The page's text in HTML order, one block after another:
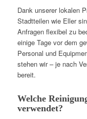
Dank unserer lokalen
Stadtteilen wie Eller
Anfragen flexibel zu
einige Tage vor dem
Personal und
stehen wir – je nach
bereit.
Welche
verwendet?